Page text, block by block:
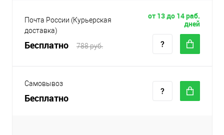
Почта России (Курьерская
доставка)
Бесплатно 788 руб.
от 13 до 14 раб.
дней
Самовывоз
Бесплатно